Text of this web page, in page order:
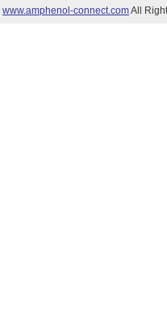
www.amphenol-connect.comAll